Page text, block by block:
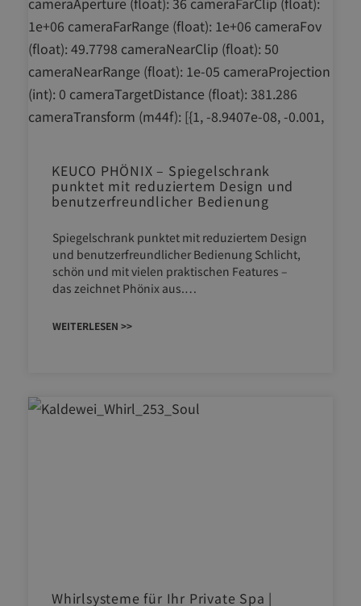
KEUCO PHÖNIX – Spiegelschrank
punktet mit reduziertem Design und
benutzerfreundlicher Bedienung
Spiegelschrank punktet mit reduziertem Design
und benutzerfreundlicher Bedienung Schlicht,
schön und mit vielen praktischen Features –
das zeichnet Phönix aus.…
WEITERLESEN >>
Whirlsysteme für Ihr Private Spa |